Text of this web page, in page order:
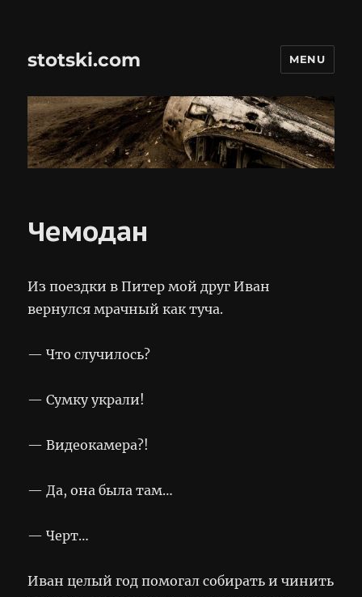
stotski.com MENU
Чемодан
Из поездки в Питер мой друг Иван
вернулся мрачный как туча.
— Что случилось?
— Сумку украли!
— Видеокамера?!
— Да, она была там…
— Черт…
Иван целый год помогал собирать и чинить